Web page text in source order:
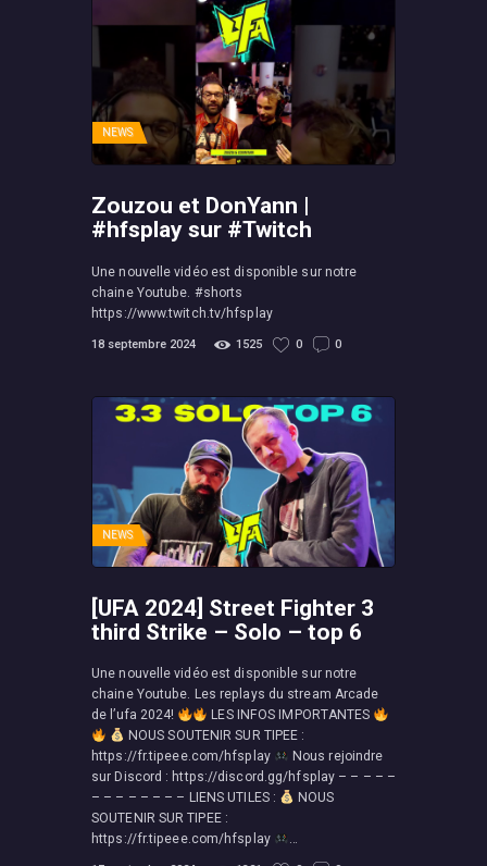
NEWS
Zouzou et DonYann |
#hfsplay sur #Twitch
Une nouvelle vidéo est disponible sur notre
chaine Youtube. #shorts
https://www.twitch.tv/hfsplay
18 septembre 2024 1525 0 0
NEWS
[UFA 2024] Street Fighter 3
third Strike – Solo – top 6
Une nouvelle vidéo est disponible sur notre
chaine Youtube. Les replays du stream Arcade
de l’ufa 2024!
LES INFOS IMPORTANTES
NOUS SOUTENIR SUR TIPEE :
https://fr.tipeee.com/hfsplay
Nous rejoindre
sur Discord : https://discord.gg/hfsplay – – – – –
– – – – – – – – LIENS UTILES :
NOUS
SOUTENIR SUR TIPEE :
https://fr.tipeee.com/hfsplay
…